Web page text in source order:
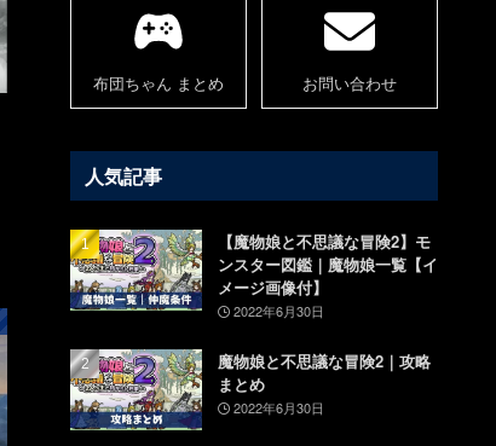
布団ちゃん まとめ お問い合わせ
人気記事
【魔物娘と不思議な冒険2】モ
ンスター図鑑｜魔物娘一覧【イ
メージ画像付】
2022年6月30日
魔物娘と不思議な冒険2｜攻略
まとめ
2022年6月30日